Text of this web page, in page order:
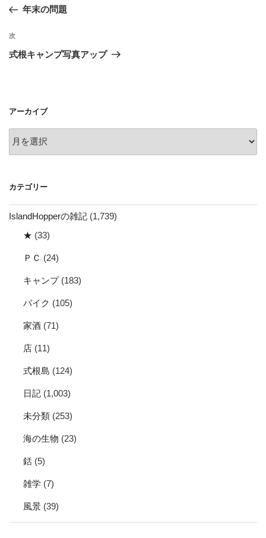
ナ
ビ
ゲ
ン
の
稿
年末の問題
次
の
次
式根キャンプ写真アップ
アーカイブ
ー
ブ
カテゴリー
IslandHopperの雑記 (1,739)
★ (33)
ＰＣ (24)
キャンプ(183)
バイク (105)
家酒 (71)
店 (11)
式根島 (124)
日記 (1,003)
未分類 (253)
海の生物 (23)
銛 (5)
雑学 (7)
風景 (39)